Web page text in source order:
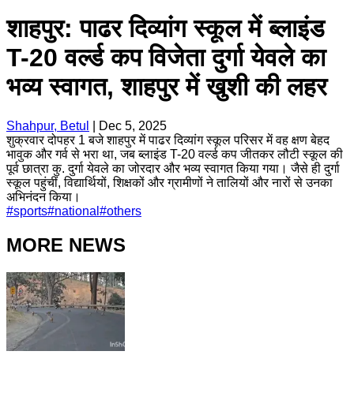
शाहपुर: पाढर दिव्यांग स्कूल में ब्लाइंड
T-20 वर्ल्ड कप विजेता दुर्गा येवले का
भव्य स्वागत, शाहपुर में खुशी की लहर
Shahpur, Betul
Dec 5, 2025
शुक्रवार दोपहर 1 बजे शाहपुर में पाढर दिव्यांग स्कूल परिसर में वह क्षण बेहद
भावुक और गर्व से भरा था, जब ब्लाइंड T-20 वर्ल्ड कप जीतकर लौटी स्कूल की
पूर्व छात्रा कु. दुर्गा येवले का जोरदार और भव्य स्वागत किया गया। जैसे ही दुर्गा
स्कूल पहुंचीं, विद्यार्थियों, शिक्षकों और ग्रामीणों ने तालियों और नारों से उनका
अभिनंदन किया।
#sports#national #others
MORE NEWS